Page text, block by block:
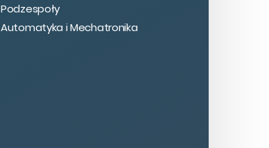
Podzespoły
Automatyka i Mechatronika